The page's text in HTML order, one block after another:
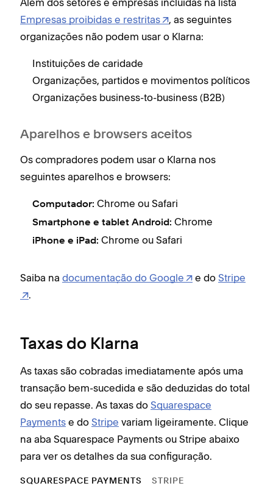
Empresas proibidas e restritas
, as seguintes
organizações não podem usar o Klarna:
Instituições de caridade
Organizações, partidos e movimentos políticos
Organizações business-to-business (B2B)
Aparelhos e browsers aceitos
Os compradores podem usar o Klarna nos
seguintes aparelhos e browsers:
Computador: Chrome ou Safari
Smartphone e tablet Android: Chrome
iPhone e iPad: Chrome ou Safari
Saiba na documentação do Google e do Stripe
.
Taxas do Klarna
As taxas são cobradas imediatamente após uma
transação bem-sucedida e são deduzidas do total
do seu repasse. As taxas do Squarespace
Payments e do Stripe variam ligeiramente. Clique
na aba Squarespace Payments ou Stripe abaixo
para ver os detalhes da sua configuração.
SQUARESPACE PAYMENTS STRIPE